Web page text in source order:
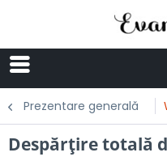
Prezentare generală
Despărţire totală